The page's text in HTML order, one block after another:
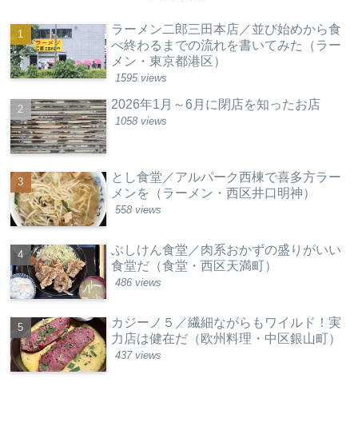
ラーメン二郎三田本店／並び始めから食
べ終わるまでの流れを書いてみた（ラー
メン・東京都港区）
1595 views
2026年1月～6月に閉店を知ったお店
1058 views
とし食堂／アルパーク西棟で喜多方ラー
メンを（ラーメン・西区井口明神）
558 views
ぶしけん食堂／肉系おかずの盛りがいい
食堂だ（食堂・西区天満町）
486 views
カジーノ５／繊細ながらもワイルド！実
力店は健在だ（欧州料理・中区銀山町）
437 views